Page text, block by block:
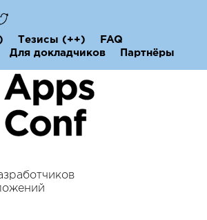
Тезисы (++)
FAQ
Для докладчиков Партнёры